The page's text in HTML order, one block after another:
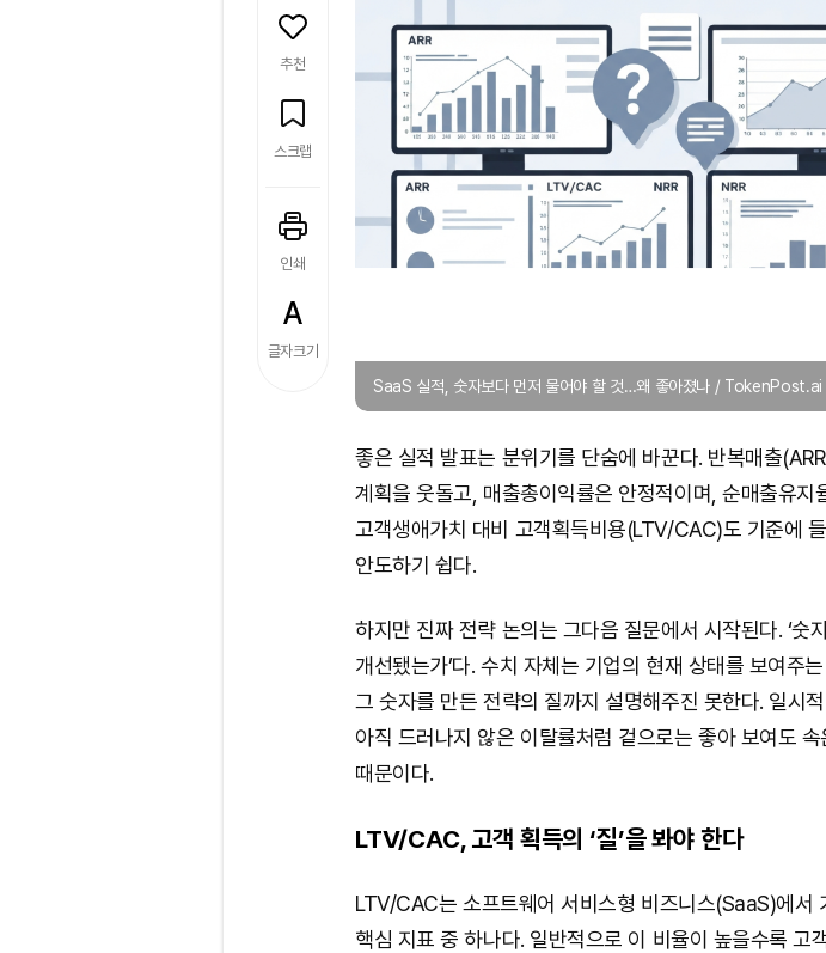
추천
스크랩
인쇄
글자크기
SaaS 실적, 숫자보다 먼저 물어야 할 것…왜 좋아졌나 / TokenPost.ai
좋은 실적 발표는 분위기를 단숨에 바꾼다. 반복매출
계획을 웃돌고, 매출총이익률은 안정적이며, 순매출유지
고객생애가치 대비 고객획득비용(LTV/CAC)도 기준에
안도하기 쉽다.
하지만 진짜 전략 논의는 그다음 질문에서 시작된다. ‘숫
개선됐는가’다. 수치 자체는 기업의 현재 상태를 보여주는
그 숫자를 만든 전략의 질까지 설명해주진 못한다. 일시
아직 드러나지 않은 이탈률처럼 겉으로는 좋아 보여도 속
때문이다.
LTV/CAC, 고객 획득의 ‘질’을 봐야 한다
LTV/CAC는 소프트웨어 서비스형 비즈니스(SaaS)에서
핵심 지표 중 하나다. 일반적으로 이 비율이 높을수록 고